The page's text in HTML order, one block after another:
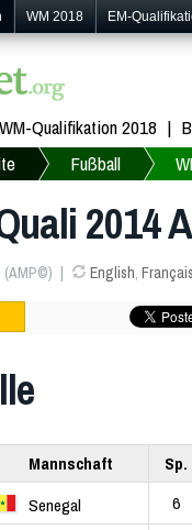
WM 2018 EM-
WM-Qualifikation 2018
Fußball
2014
(AMP©) English, Français
Mannschaft Sp.
Senegal 6